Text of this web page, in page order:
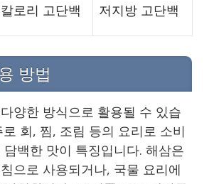
로리 고단백 저지방 고단백
방법
양한 방식으로 활용될 수 있습
회, 찜, 조림 등의 요리로 소비
백한 맛이 특징입니다. 해삼은
으로 사용되거나, 국물 요리에